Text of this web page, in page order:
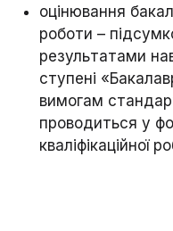
оцінювання
роботи –
результатами
ступені
вимогам
проводиться у
кваліфікаційної